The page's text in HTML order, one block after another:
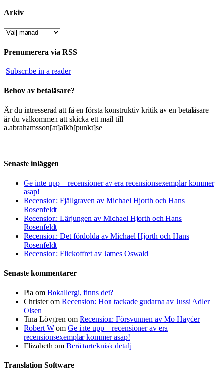
Arkiv
Arkiv
Prenumerera via RSS
Subscribe in a reader
Behov av betaläsare?
Är du intresserad att få en första konstruktiv kritik av en betaläsare
är du välkommen att skicka ett mail till
a.abrahamsson[at]alkb[punkt]se
Senaste inläggen
Ge inte upp – recensioner av era recensionsexemplar kommer
asap!
Recension: Fjällgraven av Michael Hjorth och Hans
Rosenfeldt
Recension: Lärjungen av Michael Hjorth och Hans
Rosenfeldt
Recension: Det fördolda av Michael Hjorth och Hans
Rosenfeldt
Recension: Flickoffret av James Oswald
Senaste kommentarer
Pia om Bokallergi, finns det?
Christerom Recension: Hon tackade gudarna av Jussi Adler
Olsen
Tina Lövgren om Recension: Försvunnen av Mo Hayder
Robert W om Ge inte upp – recensioner av era
recensionsexemplar kommer asap!
Elizabeth om Berättarteknisk detalj
Translation Software